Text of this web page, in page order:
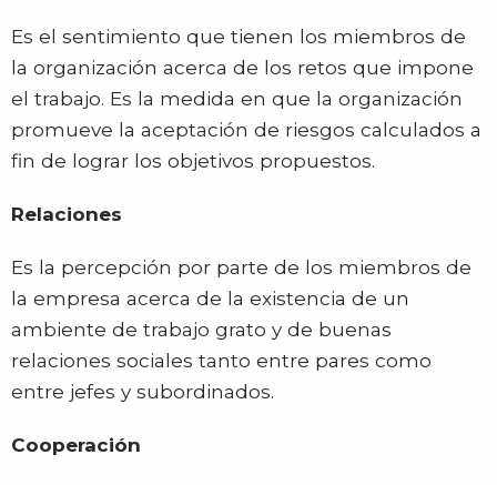
Es el sentimiento que tienen los miembros de
la organización acerca de los retos que impone
el trabajo. Es la medida en que la organización
promueve la aceptación de riesgos calculados a
fin de lograr los objetivos propuestos.
Relaciones
Es la percepción por parte de los miembros de
la empresa acerca de la existencia de un
ambiente de trabajo grato y de buenas
relaciones sociales tanto entre pares como
entre jefes y subordinados.
Cooperación